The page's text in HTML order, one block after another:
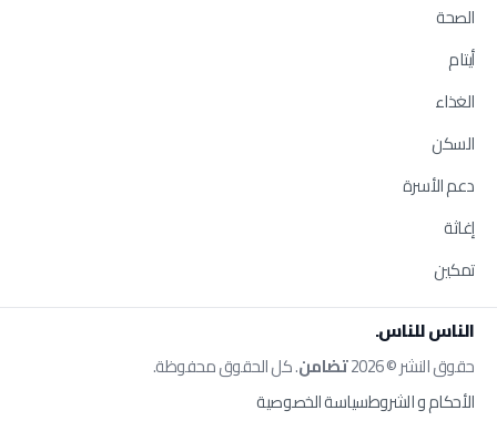
الصحة
أيتام
الغذاء
السكن
دعم الأسرة
إغاثة
تمكين
الناس للناس.
حقوق النشر © 2026 تضامن. كل الحقوق محفوظة.
الأحكام و الشروطسياسة الخصوصية